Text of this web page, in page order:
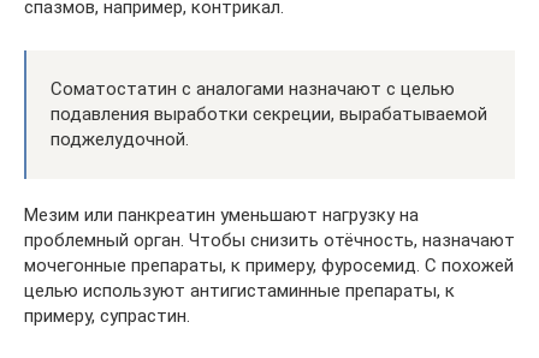
спазмов, например, контрикал.
Соматостатин с аналогами назначают с целью
подавления выработки секреции, вырабатываемой
поджелудочной.
Мезим или панкреатин уменьшают нагрузку на
проблемный орган. Чтобы снизить отёчность, назначают
мочегонные препараты, к примеру, фуросемид. С похожей
целью используют антигистаминные препараты, к
примеру, супрастин.